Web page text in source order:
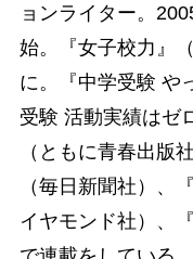
ョンライター。
始。『女子校力』
に。『中学受験 や
受験 活動実績はゼ
（ともに青春出版
（毎日新聞社）、
イヤモンド社）、